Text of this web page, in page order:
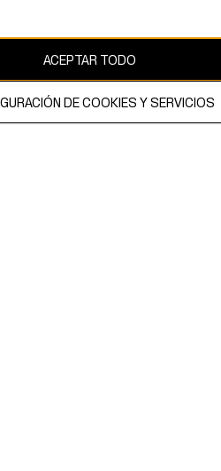
está protegido por copyright y es
AB.
ACEPTAR TODO
DE COOKIES Y SERVICIOS